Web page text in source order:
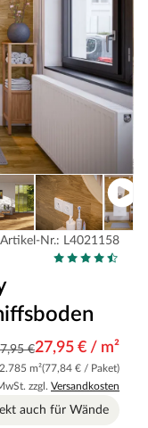
Artikel-Nr.: L4021158
€27,95 € / m²
m²(77,84 € / Paket)
zzgl. Versandkosten
auch für Wände